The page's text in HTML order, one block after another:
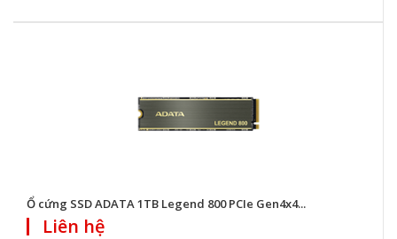
Ổ cứng SSD ADATA 1TB Legend 800 PCIe Gen4x4...
Liên hệ